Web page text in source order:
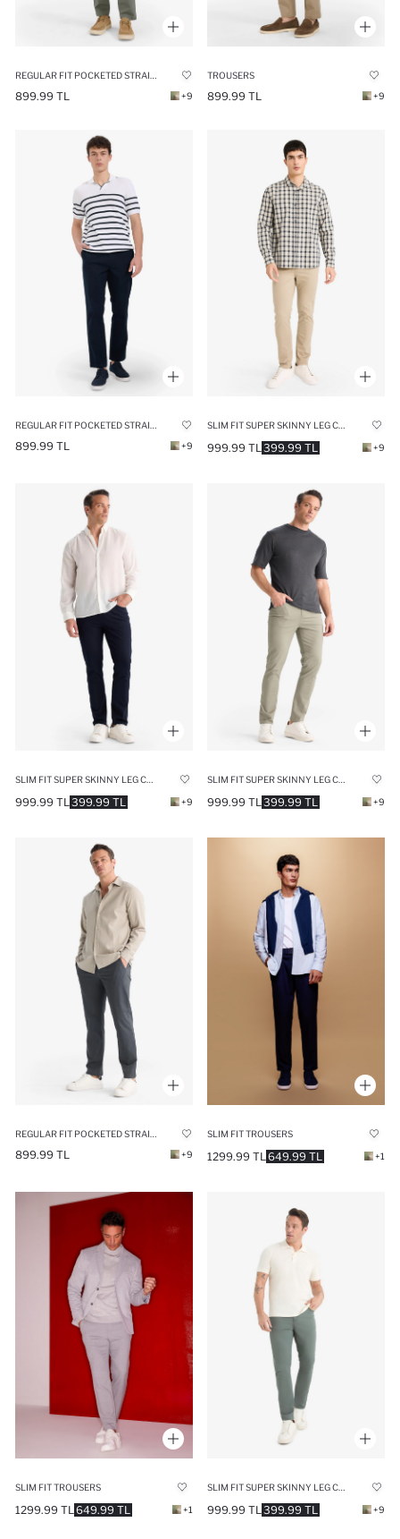
899.99 TL +9
TROUSERS
899.99 TL +9
REGULAR FIT POCKETED STRAIGHT LEG CHINO PANTS
899.99 TL +9
SLIM FIT SUPER SKINNY LEG CHINO PANTS
399.99 TL
999.99 TL +9
399.99 TL
999.99 TL +9 399.99 TL
999.99 TL +9
899.99 TL +9
SLIM FIT TROUSERS
649.99 TL
1299.99 TL +1
SLIM FIT TROUSERS
649.99 TL
1299.99 TL +1 399.99 TL
999.99 TL +9